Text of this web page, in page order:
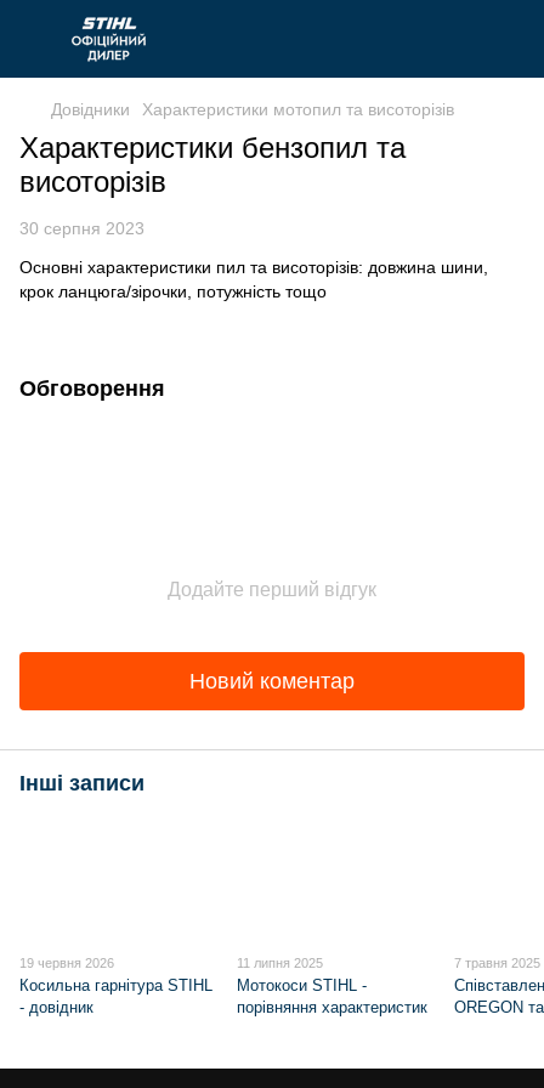
Довідники Характеристики мотопил та висоторізів
Характеристики бензопил та
висоторізів
30 серпня 2023
Основні характеристики пил та висоторізів: довжина шини,
крок ланцюга/зірочки, потужність тощо
Обговорення
Додайте перший відгук
Новий коментар
Інші записи
19 червня 2026
Косильна гарнітура STIHL
- довідник
11 липня 2025
Мотокоси STIHL -
порівняння характеристик
7 травня 2025
OREGON